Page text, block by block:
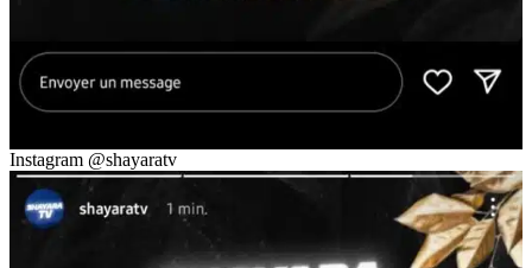
Instagram @shayaratv